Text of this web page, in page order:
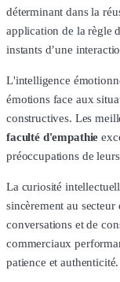
déterminant dans la
application de la règle
instants d’une
L'intelligence
émotions face aux
constructives. Les
faculté d'empathie
préoccupations de
La curiosité
sincèrement au
conversations et de
commerciaux
patience et authenticité.